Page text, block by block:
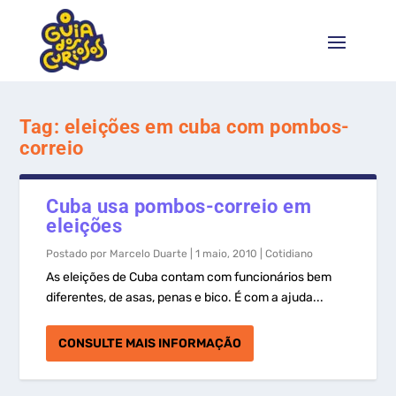
Tag: eleições em cuba com pombos-
correio
Cuba usa pombos-correio em
eleições
Postado por Marcelo Duarte |1 maio, 2010 |Cotidiano
As eleições de Cuba contam com funcionários bem
diferentes, de asas, penas e bico. É com a ajuda...
CONSULTE MAIS INFORMAÇÃO